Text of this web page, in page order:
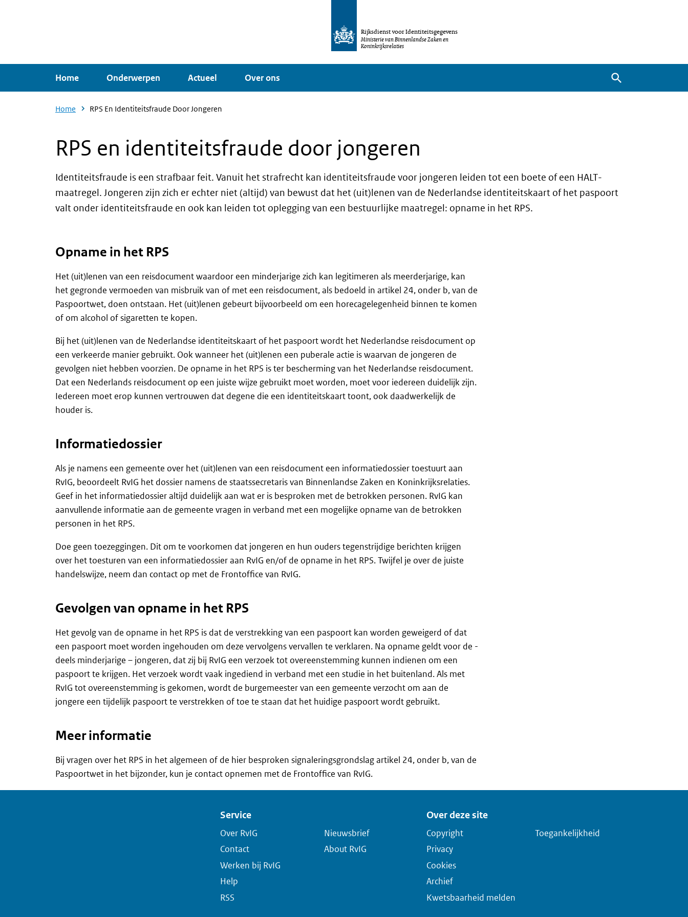
de
gaan
Rijksdienst voor Identiteitsgegevens
Ministerie van Binnenlandse Zaken en
Koninkrijksrelaties
Home Onderwerpen Actueel Over ons
Zoeken
Home RPS En Identiteitsfraude Door Jongeren
RPS en identiteitsfraude door jongeren
Identiteitsfraude is een strafbaar feit. Vanuit het strafrecht kan identiteitsfraude voor jongeren leiden tot een boete of een HALT-
maatregel. Jongeren zijn zich er echter niet (altijd) van bewust dat het (uit)lenen van de Nederlandse identiteitskaart of het paspoort
valt onder identiteitsfraude en ook kan leiden tot oplegging van een bestuurlijke maatregel: opname in het RPS.
Opname in het RPS
Het (uit)lenen van een reisdocument waardoor een minderjarige zich kan legitimeren als meerderjarige, kan
het gegronde vermoeden van misbruik van of met een reisdocument, als bedoeld in artikel 24, onder b, van de
Paspoortwet, doen ontstaan. Het (uit)lenen gebeurt bijvoorbeeld om een horecagelegenheid binnen te komen
of om alcohol of sigaretten te kopen.
Bij het (uit)lenen van de Nederlandse identiteitskaart of het paspoort wordt het Nederlandse reisdocument op
een verkeerde manier gebruikt. Ook wanneer het (uit)lenen een puberale actie is waarvan de jongeren de
gevolgen niet hebben voorzien. De opname in het RPS is ter bescherming van het Nederlandse reisdocument.
Dat een Nederlands reisdocument op een juiste wijze gebruikt moet worden, moet voor iedereen duidelijk zijn.
Iedereen moet erop kunnen vertrouwen dat degene die een identiteitskaart toont, ook daadwerkelijk de
houder is.
Informatiedossier
Als je namens een gemeente over het (uit)lenen van een reisdocument een informatiedossier toestuurt aan
RvIG, beoordeelt RvIG het dossier namens de staatssecretaris van Binnenlandse Zaken en Koninkrijksrelaties.
Geef in het informatiedossier altijd duidelijk aan wat er is besproken met de betrokken personen. RvIG kan
aanvullende informatie aan de gemeente vragen in verband met een mogelijke opname van de betrokken
personen in het RPS.
Doe geen toezeggingen. Dit om te voorkomen dat jongeren en hun ouders tegenstrijdige berichten krijgen
over het toesturen van een informatiedossier aan RvIG en/of de opname in het RPS. Twijfel je over de juiste
handelswijze, neem dan contact op met de Frontoffice van RvIG.
Gevolgen van opname in het RPS
Het gevolg van de opname in het RPS is dat de verstrekking van een paspoort kan worden geweigerd of dat
een paspoort moet worden ingehouden om deze vervolgens vervallen te verklaren. Na opname geldt voor de -
deels minderjarige – jongeren, dat zij bij RvIG een verzoek tot overeenstemming kunnen indienen om een
paspoort te krijgen. Het verzoek wordt vaak ingediend in verband met een studie in het buitenland. Als met
RvIG tot overeenstemming is gekomen, wordt de burgemeester van een gemeente verzocht om aan de
jongere een tijdelijk paspoort te verstrekken of toe te staan dat het huidige paspoort wordt gebruikt.
Meer informatie
Bij vragen over het RPS in het algemeen of de hier besproken signaleringsgrondslag artikel 24, onder b, van de
Paspoortwet in het bijzonder, kun je contact opnemen met de Frontoffice van RvIG.
Service
Over RvIG
Contact
Werken bij RvIG
Help
RSS
Nieuwsbrief
About RvIG
Over deze site
Copyright
Privacy
Cookies
Archief
Kwetsbaarheid melden
Toegankelijkheid